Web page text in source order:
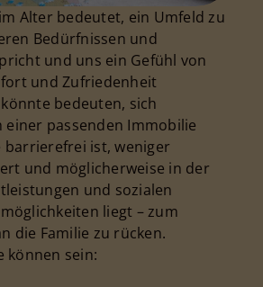
Alter bedeutet, ein Umfeld zu
Bedürfnissen und
und uns ein Gefühl von
und Zufriedenheit
bedeuten, sich
einer passenden Immobilie
barrierefrei ist, weniger
und möglicherweise in der
und sozialen
liegt – zum
die Familie zu rücken.
können sein: